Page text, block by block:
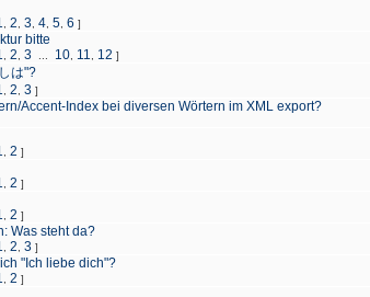
2 3 4 5 6 ]
bitte
2 3 10 11 12 ]
は"?
2 3 ]
Accent-Index bei diversen Wörtern im XML export?
2 ]
2 ]
2 ]
Was steht da?
2 3 ]
"Ich liebe dich"?
2 ]